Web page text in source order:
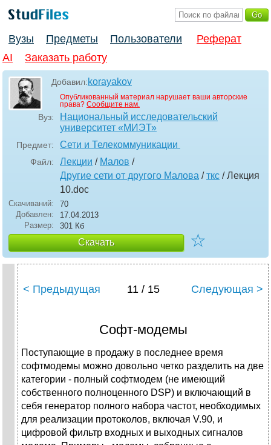
Вузы Предметы Пользователи
Реферат
AI
Заказать работу
Добавил:korayakov
Опубликованный материал нарушает ваши авторские
права? Сообщите нам.
Вуз:
Национальный исследовательский
университет «МИЭТ»
Предмет: Сети и Телекоммуникации
Файл: Лекции / Малов /
Другие сети от другого Малова /ткс / Лекция
10.doc
Скачиваний:
70
Добавлен:
17.04.2013
Размер:
301 Кб
Скачать ☆
< Предыдущая 11 / 15 Следующая >
Софт-модемы
Поступающие в продажу в последнее время
софтмодемы можно довольно четко разделить на две
категории - полный софтмодем (не имеющий
собственного полноценного DSP) и включающий в
себя генератор полного набора частот, необходимых
для реализации протоколов, включая V.90, и
цифровой фильтр входных и выходных сигналов